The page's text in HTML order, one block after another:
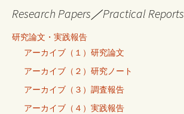
Research Papers／Practical Reports
研究論文・実践報告
アーカイブ（１）研究論文
アーカイブ（２）研究ノート
アーカイブ（３）調査報告
アーカイブ（４）実践報告